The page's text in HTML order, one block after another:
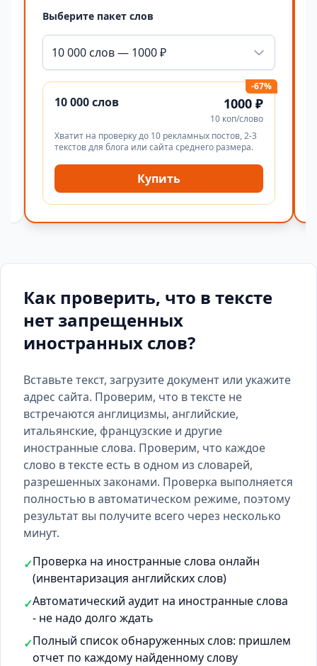
Выберите пакет слов
10 000 слов — 1000 ₽
-67%
10 000 слов 1000 ₽
10 коп/слово
Хватит на проверку до 10 рекламных постов, 2-3
текстов для блога или сайта среднего размера.
Купить
Как проверить, что в тексте
нет запрещенных
иностранных слов?
Вставьте текст, загрузите документ или укажите
адрес сайта. Проверим, что в тексте не
встречаются англицизмы, английские,
итальянские, французские и другие
иностранные слова. Проверим, что каждое
слово в тексте есть в одном из словарей,
разрешенных законами. Проверка выполняется
полностью в автоматическом режиме, поэтому
результат вы получите всего через несколько
минут.
✓Проверка на иностранные слова онлайн
(инвентаризация английских слов)
✓Автоматический аудит на иностранные слова
- не надо долго ждать
✓Полный список обнаруженных слов: пришлем
отчет по каждому найденному слову